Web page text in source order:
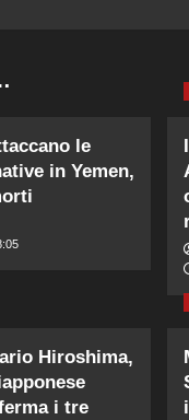
le
in Yemen,
Hiroshima,
i tre